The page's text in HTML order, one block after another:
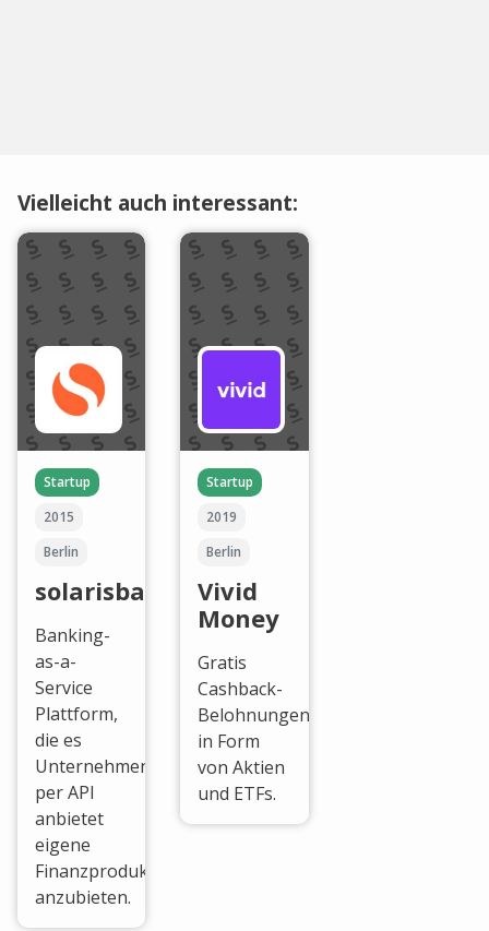
Vielleicht auch interessant:
Startup
2015
Berlin
solarisbank
Banking-
as-a-
Service
Plattform,
die es
Unternehmen
per API
anbietet
eigene
Finanzprodukte
anzubieten.
Startup
2019
Berlin
Vivid
Money
Gratis
Cashback-
Belohnungen
in Form
von Aktien
und ETFs.